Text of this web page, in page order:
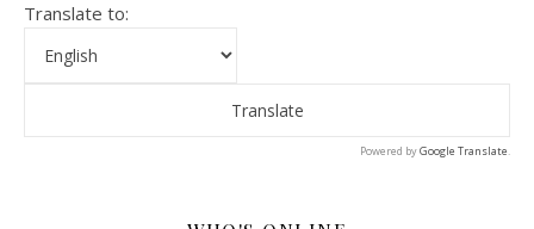
Translate to:
Powered byGoogle Translate.